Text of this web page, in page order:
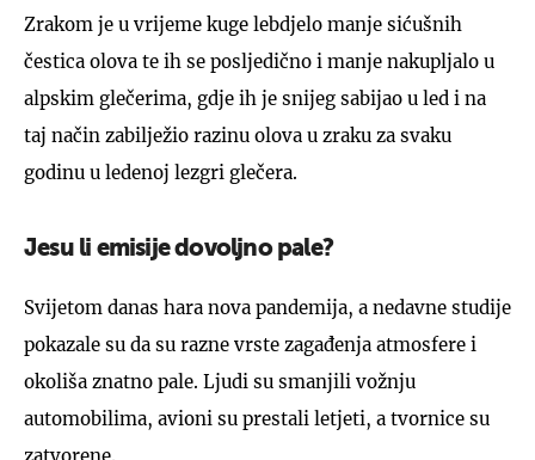
Zrakom je u vrijeme kuge lebdjelo manje sićušnih
čestica olova te ih se posljedično i manje nakupljalo u
alpskim glečerima, gdje ih je snijeg sabijao u led i na
taj način zabilježio razinu olova u zraku za svaku
godinu u ledenoj lezgri glečera.
Jesu li emisije dovoljno pale?
Svijetom danas hara nova pandemija, a nedavne studije
pokazale su da su razne vrste zagađenja atmosfere i
okoliša znatno pale. Ljudi su smanjili vožnju
automobilima, avioni su prestali letjeti, a tvornice su
zatvorene.